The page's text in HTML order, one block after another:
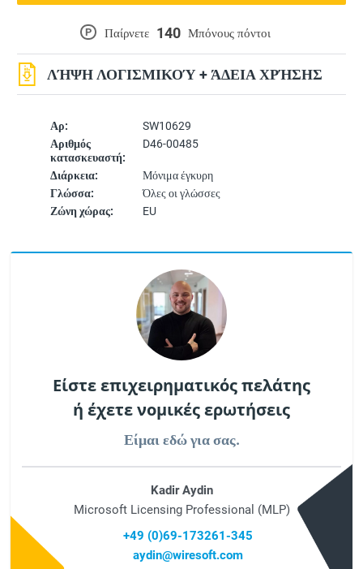
Αρ:
SW10629
Αριθμός
κατασκευαστή:
D46-00485
Διάρκεια:
Μόνιμα έγκυρη
Γλώσσα:
Όλες οι γλώσσες
Ζώνη χώρας:
EU
P Παίρνετε 140 Μπόνους πόντοι
ΛΉΨΗ ΛΟΓΙΣΜΙΚΟΎ + ΆΔΕΙΑ ΧΡΉΣΗΣ
Είστε επιχειρηματικός πελάτης
ή έχετε νομικές ερωτήσεις
Είμαι εδώ για σας.
Kadir Aydin
Microsoft Licensing Professional (MLP)
+49 (0)69-173261-345
aydin@wiresoft.com